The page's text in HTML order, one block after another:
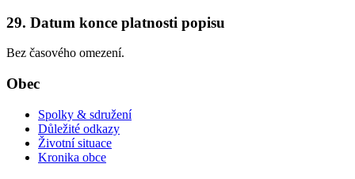
29. Datum konce platnosti popisu
Bez časového omezení.
Obec
Spolky & sdružení
Důležité odkazy
Životní situace
Kronika obce